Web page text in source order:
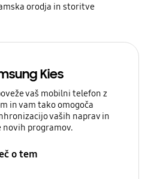
orodja in storitve
Kies
vaš mobilni telefon z
in vam tako omogoča
vaših naprav in
novih programov.
o tem